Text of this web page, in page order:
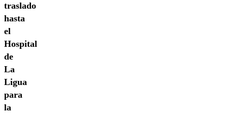
traslado
hasta
el
Hospital
de
La
Ligua
para
la